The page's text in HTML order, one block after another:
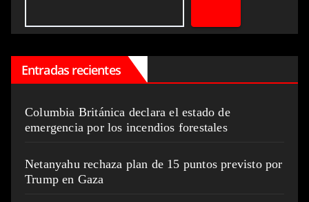
Entradas recientes
Columbia Británica declara el estado de
emergencia por los incendios forestales
Netanyahu rechaza plan de 15 puntos previsto por
Trump en Gaza